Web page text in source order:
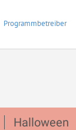
Programmbetreiber
Halloween